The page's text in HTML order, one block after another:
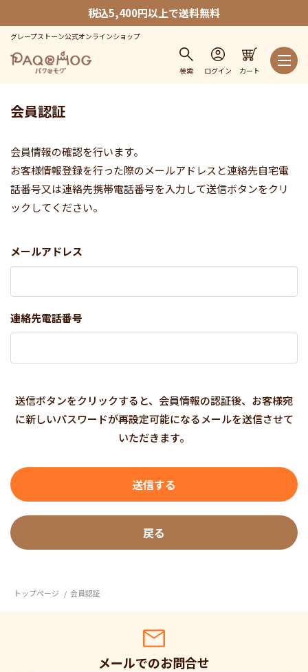
税込5,400円以上で送料無料
グレープストーン公式オンラインショップ
検索 ログイン カート
会員認証
会員情報の確認を行います。
お客様情報登録を行った際のメールアドレスと連絡先自宅電
話番号又は連絡先携帯電話番号を入力して送信ボタンをクリ
ックしてください。
メールアドレス
連絡先電話番号
送信ボタンをクリックすると、会員情報の認証後、お客様宛
に新しいパスワードが再設定可能になるメールを送信させて
いただきます。
トップページ 会員認証
メールでのお問合せ